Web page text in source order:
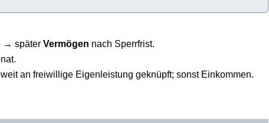
→ später Vermögen nach Sperrfrist.
an freiwillige Eigenleistung geknüpft; sonst Einkommen.